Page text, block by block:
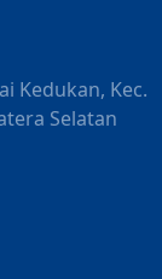
Kedukan, Kec.
Selatan